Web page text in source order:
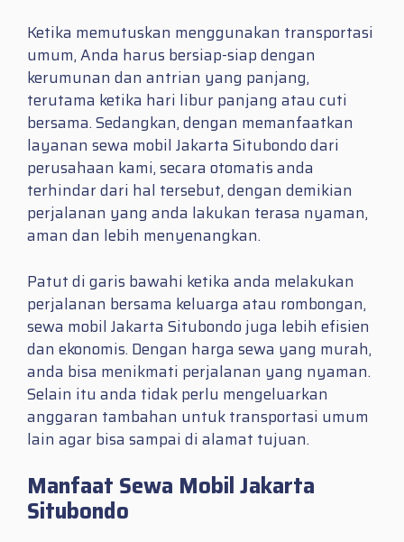
Ketika memutuskan menggunakan transportasi
umum, Anda harus bersiap-siap dengan
kerumunan dan antrian yang panjang,
terutama ketika hari libur panjang atau cuti
bersama. Sedangkan, dengan memanfaatkan
layanan sewa mobil Jakarta Situbondo dari
perusahaan kami, secara otomatis anda
terhindar dari hal tersebut, dengan demikian
perjalanan yang anda lakukan terasa nyaman,
aman dan lebih menyenangkan.
Patut di garis bawahi ketika anda melakukan
perjalanan bersama keluarga atau rombongan,
sewa mobil Jakarta Situbondo juga lebih efisien
dan ekonomis. Dengan harga sewa yang murah,
anda bisa menikmati perjalanan yang nyaman.
Selain itu anda tidak perlu mengeluarkan
anggaran tambahan untuk transportasi umum
lain agar bisa sampai di alamat tujuan.
Manfaat Sewa Mobil Jakarta
Situbondo